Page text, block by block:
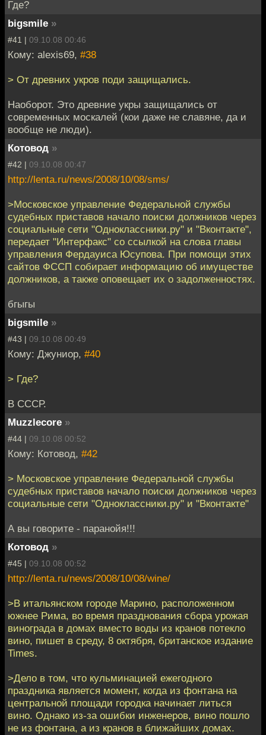
Где?
bigsmile »
#41 | 09.10.08 00:46
Кому: alexis69, #38
> От древних укров поди защищались.
Наоборот. Это древние укры защищались от
современных москалей (кои даже не славяне, да и
вообще не люди).
Котовод »
#42 | 09.10.08 00:47
http://lenta.ru/news/2008/10/08/sms/
>Московское управление Федеральной службы
судебных приставов начало поиски должников через
социальные сети "Одноклассники.ру" и "Вконтакте",
передает "Интерфакс" со ссылкой на слова главы
управления Фердауиса Юсупова. При помощи этих
сайтов ФССП собирает информацию об имуществе
должников, а также оповещает их о задолженностях.
бгыгы
bigsmile »
#43 | 09.10.08 00:49
Кому: Джуниор, #40
> Где?
В СССР.
Muzzlecore »
#44 | 09.10.08 00:52
Кому: Котовод, #42
> Московское управление Федеральной службы
судебных приставов начало поиски должников через
социальные сети "Одноклассники.ру" и "Вконтакте"
А вы говорите - паранойя!!!
Котовод »
#45 | 09.10.08 00:52
http://lenta.ru/news/2008/10/08/wine/
>В итальянском городе Марино, расположенном
южнее Рима, во время празднования сбора урожая
винограда в домах вместо воды из кранов потекло
вино, пишет в среду, 8 октября, британское издание
Times.
>Дело в том, что кульминацией ежегодного
праздника является момент, когда из фонтана на
центральной площади городка начинает литься
вино. Однако из-за ошибки инженеров, вино пошло
не из фонтана, а из кранов в ближайших домах.